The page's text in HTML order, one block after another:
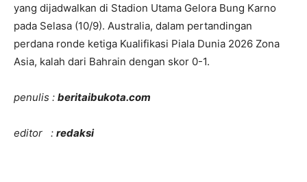
yang dijadwalkan di Stadion Utama Gelora Bung Karno
pada Selasa (10/9). Australia, dalam pertandingan
perdana ronde ketiga Kualifikasi Piala Dunia 2026 Zona
Asia, kalah dari Bahrain dengan skor 0-1.
penulis : beritaibukota.com
editor : redaksi